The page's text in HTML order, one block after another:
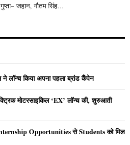
जहान, गौतम सिंह...
लॉन्च किया अपना पहला ब्रांड कैंपेन
मोटरसाइकिल ‘EX’ लॉन्च की, शुरुआती
Opportunities से Students को मिल